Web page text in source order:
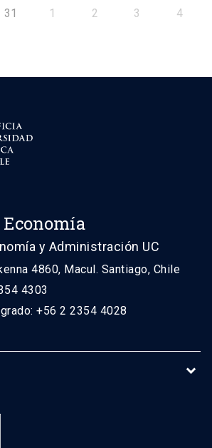
31 1 2 3 4
y Administración UC
4860, Macul. Santiago, Chile
4303
+56 2 2354 4028